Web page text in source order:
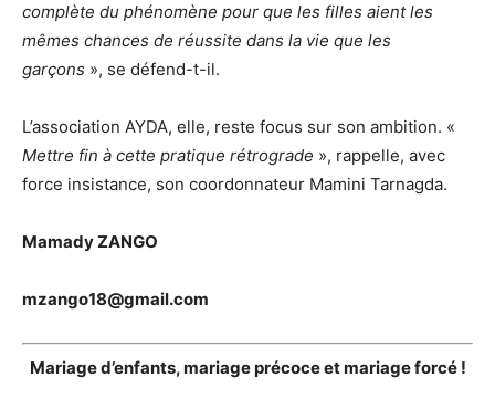
complète du phénomène pour que les filles aient les
mêmes chances de réussite dans la vie que les
garçons », se défend-t-il.
L’association AYDA, elle, reste focus sur son ambition. «
Mettre fin à cette pratique rétrograde », rappelle, avec
force insistance, son coordonnateur Mamini Tarnagda.
Mamady ZANGO
mzango18@gmail.com
Mariage d’enfants, mariage précoce et mariage forcé !